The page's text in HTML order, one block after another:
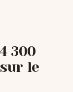
300
le